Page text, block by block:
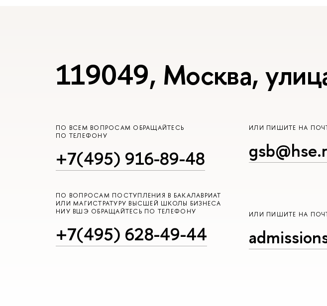
119049, Москва,
ПО ВСЕМ ВОПРОСАМ ОБРАЩАЙТЕСЬ
ПО ТЕЛЕФОНУ
+7(495) 916-89-48
ИЛИ ПИШИТЕ НА
ПО ВОПРОСАМ ПОСТУПЛЕНИЯ В БАКАЛАВРИАТ
ИЛИ МАГИСТРАТУРУ ВЫСШЕЙ ШКОЛЫ БИЗНЕСА
НИУ ВШЭ ОБРАЩАЙТЕСЬ ПО ТЕЛЕФОНУ
+7(495) 628-49-44
ИЛИ ПИШИТЕ НА